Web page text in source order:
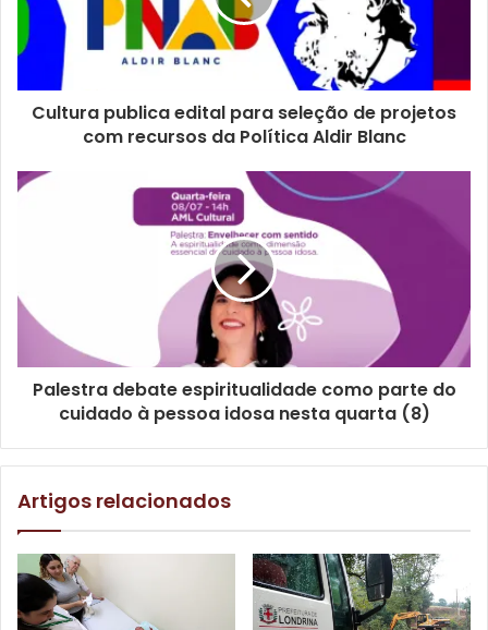
Agendamento
– Para passar pelo processo do
licenciamento e agendar a vistoria, que é realizada nas
proprietários dos veículos podem entrar em contato com a
meio do WhatsApp (43) 99947-8320. Por meio deste
mesmo canal os autorizatários poderão checar as
documentações necessárias. A taxa de vistoria é de R$
66,04 e a licença anual para trafegar é de R$ 328,30,
totalizando R$ 394,34 por veículo.
Gostei
transporte escolar
Cultura publica edital para seleção de projetos
com recursos da Política Aldir Blanc
Palestra debate espiritualidade como parte do
cuidado à pessoa idosa nesta quarta (8)
Artigos relacionados